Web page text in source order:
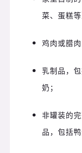
菜、蛋糕等
鸡肉或腊肉
乳制品，
奶；
非罐装的
品，包括鸭